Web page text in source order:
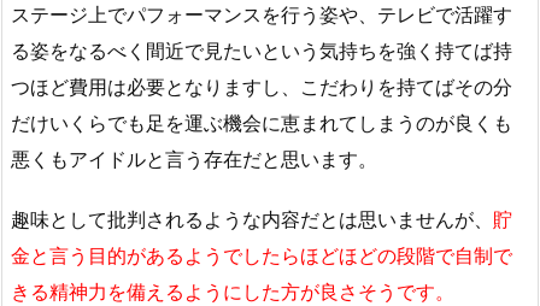
ステージ上でパフォーマンスを行う姿や、テレビで活躍す
る姿をなるべく間近で見たいという気持ちを強く持てば持
つほど費用は必要となりますし、こだわりを持てばその分
だけいくらでも足を運ぶ機会に恵まれてしまうのが良くも
悪くもアイドルと言う存在だと思います。
趣味として批判されるような内容だとは思いませんが、 貯
金と言う目的があるようでしたらほどほどの段階で自制で
きる精神力を備えるようにした方が良さそうです。